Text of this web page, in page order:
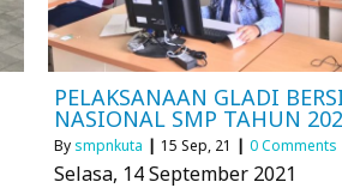
PELAKSANAAN GLADI
NASIONAL SMP TAHUN
By smpnkuta | 15 Sep, 21 | 0 Comments
Selasa, 14 September 2021